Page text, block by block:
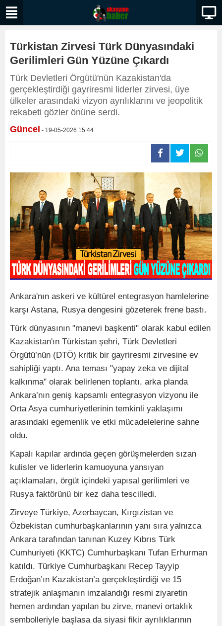
Türkistan Zirvesi Türk Dünyasındaki
Gerilimleri Gün Yüzüne Çıkardı
Türk Devletleri Örgütü'nün Kazakistan'da
gerçekleştirdiği gayriresmi liderler zirvesi, üye
ülkeler arasındaki vizyon ayrılıklarını ve jeopolitik
rekabeti gözler önüne serdi.
Güncel - 19-05-2026 15:44
Ankara'nın askeri ve kültürel entegrasyon hamlelerine
karşı Astana, Rusya dengesini gözeterek frene bastı.
Türk dünyasının "manevi başkenti" olarak kabul edilen
Kazakistan'ın Türkistan şehri, Türk Devletleri
Örgütü’nün (DTÖ) kritik bir gayriresmi zirvesine ev
sahipliği yaptı. Ana teması "yapay zeka ve dijital
kalkınma" olarak belirlenen toplantı, arka planda
Ankara’nın geniş kapsamlı entegrasyon vizyonu ile
Orta Asya cumhuriyetlerinin temkinli yaklaşımı
arasındaki egemenlik ve etki mücadelelerine sahne
oldu.
Kapalı kapılar ardında geçen görüşmelerden sızan
kulisler ve liderlerin kamuoyuna yansıyan
açıklamaları, örgüt içindeki yapısal gerilimleri ve
Rusya faktörünü bir kez daha tescilledi.
Zirveye Türkiye, Azerbaycan, Kırgızistan ve
Özbekistan cumhurbaşkanlarının yanı sıra yalnızca
Ankara tarafından tanınan Kuzey Kıbrıs Türk
Cumhuriyeti (KKTC) Cumhurbaşkanı Tufan Erhurman
katıldı. Türkiye Cumhurbaşkanı Recep Tayyip
Erdoğan’ın Kazakistan’a gerçekleştirdiği ve 15
stratejik anlaşmanın imzalandığı resmi ziyaretin
hemen ardından yapılan bu zirve, manevi ortaklık
sembolleriyle başlasa da siyasi fikir ayrılıklarının